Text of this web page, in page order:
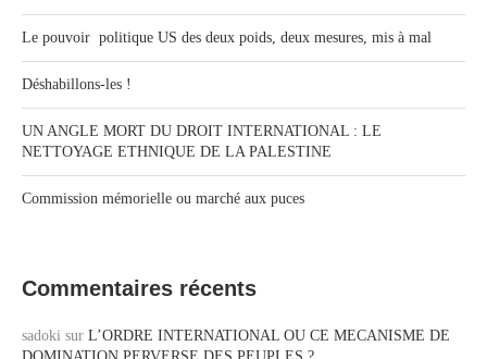
Le pouvoir politique US des deux poids, deux mesures, mis à mal
Déshabillons-les !
UN ANGLE MORT DU DROIT INTERNATIONAL : LE
NETTOYAGE ETHNIQUE DE LA PALESTINE
Commission mémorielle ou marché aux puces
Commentaires récents
sadoki sur L’ORDRE INTERNATIONAL OU CE MECANISME DE